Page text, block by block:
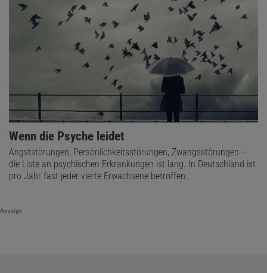
Wenn die Psyche leidet
Angststörungen, Persönlichkeitsstörungen, Zwangsstörungen –
die Liste an psychischen Erkrankungen ist lang. In Deutschland ist
pro Jahr fast jeder vierte Erwachsene betroffen.
Anzeige